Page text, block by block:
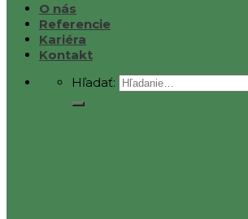
O nás
Referencie
Kariéra
Kontakt
Hľadať: